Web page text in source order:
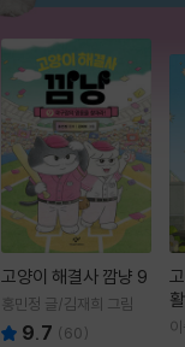
고양이 해결사 깜냥 9
홍민정 글/김재희 그림
9.7 (60)